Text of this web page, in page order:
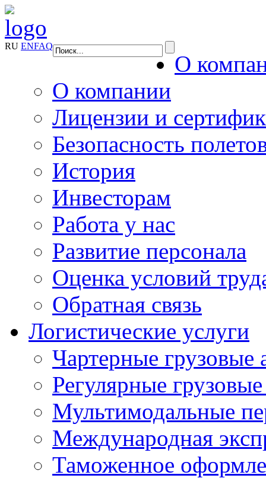
RU ENFAQ
О
О компании
Лицензии и
Безопасность
История
Инвесторам
Работа у нас
Развитие персонала
Оценка условий
Обратная связь
Логистические услуги
Чартерные грузовые
Регулярные
Мультимодальные
Международная
Таможенное